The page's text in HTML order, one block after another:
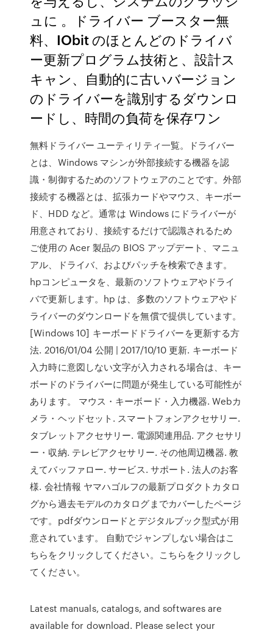
ュに 。ドライバー ブースター無
料、IObit のほとんどのドライバ
ー更新プログラム技術と、設計ス
キャン、自動的に古いバージョン
のドライバーを識別するダウンロ
ードし、時間の負荷を保存ワン
無料ドライバー ユーティリティ一覧。ドライバー
とは、Windows マシンが外部接続する機器を認
識・制御するためのソフトウェアのことです。外部
接続する機器とは、拡張カードやマウス、キーボー
ド、HDD など。通常は Windows にドライバーが
用意されており、接続するだけで認識されるため
ご使用の Acer 製品の BIOS アップデート、マニュ
アル、ドライバ、およびパッチを検索できます。
hpコンピュータを、最新のソフトウェアやドライ
バで更新します。hp は、多数のソフトウェアやド
ライバーのダウンロードを無償で提供しています。
[Windows 10] キーボードドライバーを更新する方
法. 2016/01/04 公開 | 2017/10/10 更新. キーボード
入力時に意図しない文字が入力される場合は、キー
ボードのドライバーに問題が発生している可能性が
あります。 マウス・キーボード・入力機器. Webカ
メラ・ヘッドセット. スマートフォンアクセサリー.
タブレットアクセサリー. 電源関連用品. アクセサリ
ー・収納. テレビアクセサリー. その他周辺機器. 教
えてバッファロー. サービス. サポート. 法人のお客
様. 会社情報 ヤマハゴルフの最新プロダクトカタロ
グから過去モデルのカタログまでカバーしたページ
です。pdfダウンロードとデジタルブック型式が用
意されています。 自動でジャンプしない場合はこ
ちらをクリックしてください。こちらをクリックし
てください。
Latest manuals, catalogs, and softwares are
available for download. Please select your